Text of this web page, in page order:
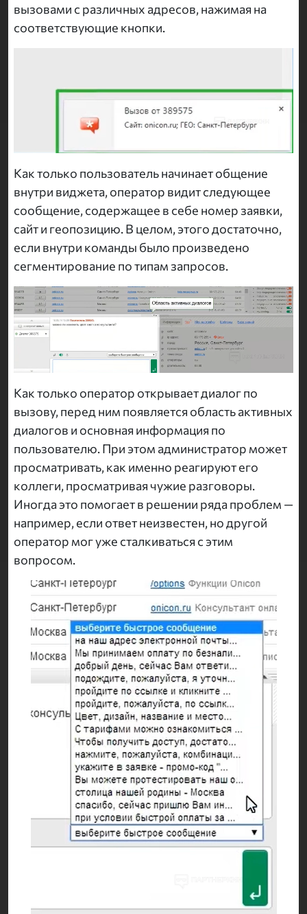
вызовами с различных адресов, нажимая на
соответствующие кнопки.
Как только пользователь начинает общение
внутри виджета, оператор видит следующее
сообщение, содержащее в себе номер заявки,
сайт и геопозицию. В целом, этого достаточно,
если внутри команды было произведено
сегментирование по типам запросов.
Как только оператор открывает диалог по
вызову, перед ним появляется область активных
диалогов и основная информация по
пользователю. При этом администратор может
просматривать, как именно реагируют его
коллеги, просматривая чужие разговоры.
Иногда это помогает в решении ряда проблем —
например, если ответ неизвестен, но другой
оператор мог уже сталкиваться с этим
вопросом.